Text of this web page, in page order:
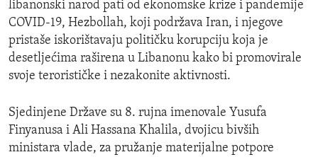
libanonski narod pati od ekonomske krize i pandemije
COVID-19, Hezbollah, koji podržava Iran, i njegove
pristaše iskorištavaju političku korupciju koja je
desetljećima raširena u Libanonu kako bi promovirale
svoje terorističke i nezakonite aktivnosti.
Sjedinjene Države su 8. rujna imenovale Yusufa
Finyanusa i Ali Hassana Khalila, dvojicu bivših
ministara vlade, za pružanje materijalne potpore